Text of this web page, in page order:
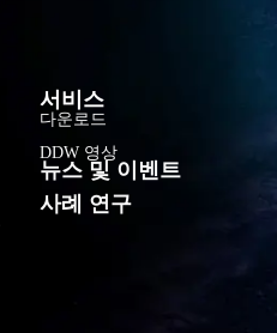
서비스
다운로드
DDW 영상
뉴스 및 이벤트
사례 연구
Português
Italiano
Tiếng Việt